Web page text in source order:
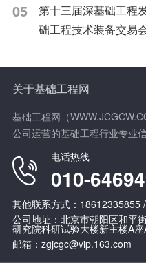
05
第十三届深基础工程
础工程技术装备交易
关于基础工程网
基础工程网（
公司运营的基础工程行业专业
电话热线
010-
其他联系方式：18612335855
公司地址：北京市朝阳区和平
研究院科研试验大楼新主楼A座
邮箱：zgjcgc@vip.163.com